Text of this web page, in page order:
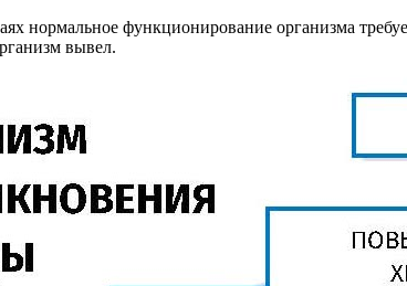
нормальное функционирование организма
вывел.